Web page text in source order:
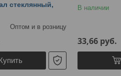
стеклянный,
Оптом и в розницу
В наличии
33,66 руб.